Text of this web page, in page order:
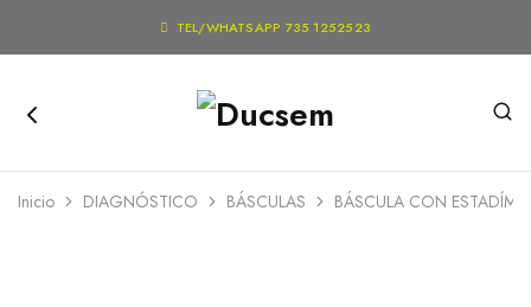
 TEL/WHATSAPP 735 1252523
Inicio DIAGNÓSTICO BÁSCULAS BÁSCULA CON